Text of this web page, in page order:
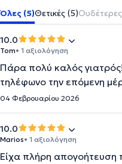
Όλες (5)Θετικές (5)
10.0
Tom• 1 αξιολόγηση
Πάρα πολύ καλός
τηλέφωνο την επόμενη
04 Φεβρουαρίου 2026
10.0
Marios• 1 αξιολόγηση
Είχα πλήρη απογοήτευση